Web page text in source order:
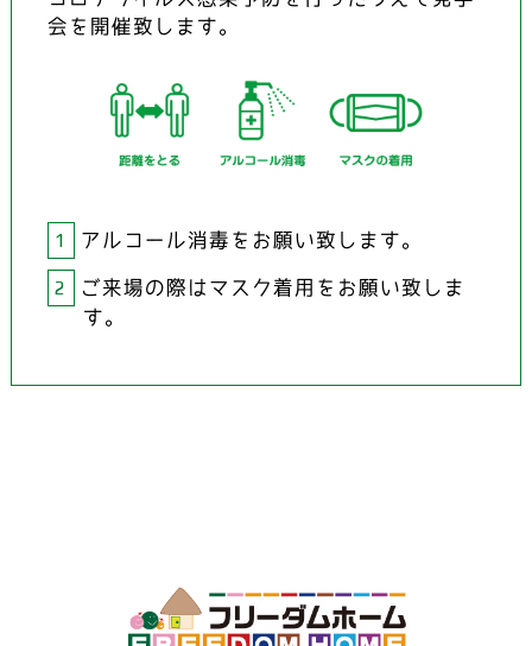
会を開催致します。
1 アルコール消毒をお願い致します。
2
ご来場の際はマスク着用をお願い致しま
す。